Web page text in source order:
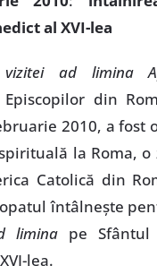
al XVI-lea
vizitei ad limina
Episcopilor din
2010, a fost
la Roma, o
Catolică din
întâlneşte
liminape Sfântul
lea.